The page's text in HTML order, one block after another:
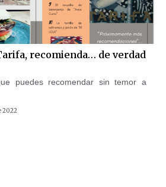
recomienda… de verdad
puedes recomendar sin temor a
2022